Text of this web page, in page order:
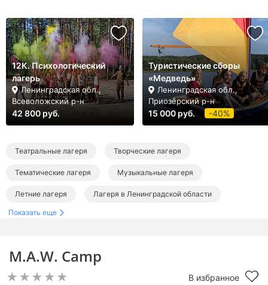
M.A.W. Camp
В избранное
12К. Психологический
лагерь
Ленинградская обл.,
Всеволожский р-н
42 800 руб.
Туристические сборы
«Медведь»
Ленинградская обл.,
Приозёрский р-н
15 000 руб. -40%
Театральные лагеря Творческие лагеря
Тематические лагеря Музыкальные лагеря
Летние лагеря Лагеря в Ленинградской области
Лагеря в Выборге
Творческие лагеря в Ленинградской области
Тематические лагеря в Ленинградской области
Показать еще